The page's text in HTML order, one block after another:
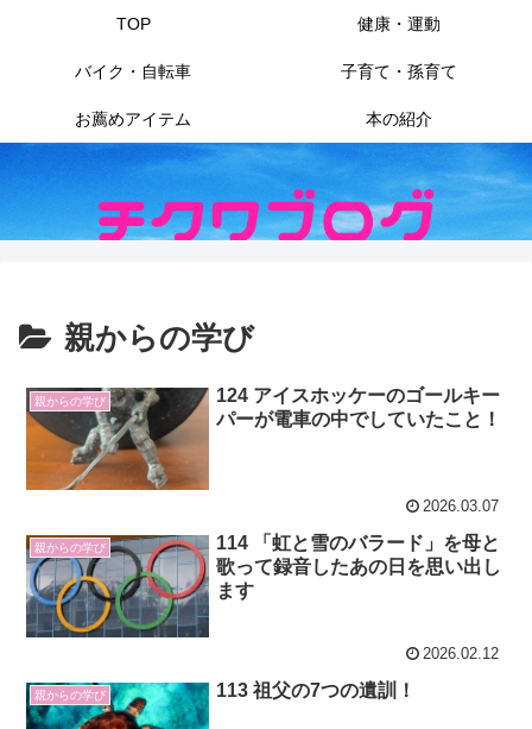
TOP 健康・運動
バイク・自転車 子育て・孫育て
お薦めアイテム 本の紹介
親からの学び
親からの学び
124 アイスホッケーのゴールキー
パーが電車の中でしていたこと！
2026.03.07
親からの学び
114 「虹と雪のバラード」を母と
歌って録音したあの日を思い出し
ます
2026.02.12
親からの学び 113 祖父の7つの遺訓！